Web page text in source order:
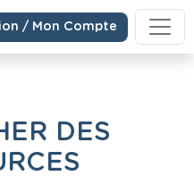
/ Mon Compte
DES